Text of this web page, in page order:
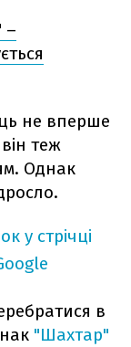
–
не вперше
теж
Однак
у стрічці
в
"Шахтар"